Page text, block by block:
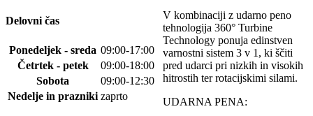
V kombinaciji z udarno peno
tehnologija 360° Turbine
Technology ponuja edinstven
varnostni sistem 3 v 1, ki ščiti
pred udarci pri nizkih in visokih
hitrostih ter rotacijskimi silami.
UDARNA PENA:
Delovni čas
Ponedeljek - sreda 09:00-17:00
Četrtek - petek
09:00-18:00
Sobota
09:00-12:30
Nedelje in prazniki zaprto